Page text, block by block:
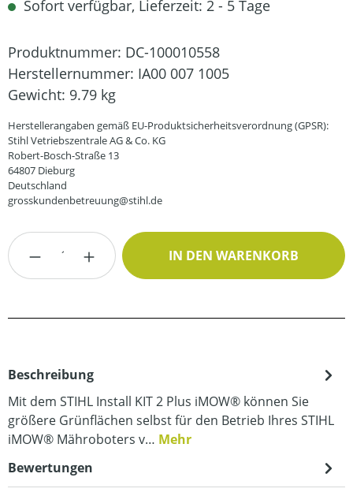
Sofort verfügbar, Lieferzeit: 2 - 5 Tage
Produktnummer: DC-100010558
Herstellernummer: IA00 007 1005
Gewicht: 9.79 kg
Herstellerangaben gemäß EU-Produktsicherheitsverordnung (GPSR):
Stihl Vetriebszentrale AG & Co. KG
Robert-Bosch-Straße 13
64807 Dieburg
Deutschland
grosskundenbetreuung@stihl.de
Produkt Anzahl: Gib den gewünschten
IN DEN WARENKORB
Beschreibung
Mit dem STIHL Install KIT 2 Plus iMOW® können Sie
größere Grünflächen selbst für den Betrieb Ihres STIHL
iMOW® Mähroboters v… Mehr
Bewertungen